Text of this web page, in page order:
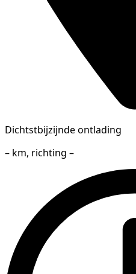
Dichtstbijzijnde ontlading
– km, richting –